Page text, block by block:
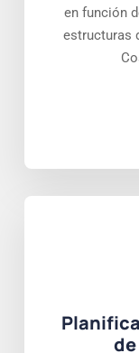
en función
estructuras